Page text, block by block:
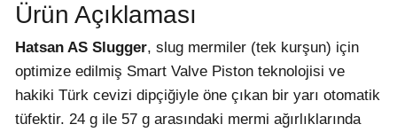
Ürün Açıklaması
Hatsan AS Slugger, slug mermiler (tek kurşun) için
optimize edilmiş Smart Valve Piston teknolojisi ve
hakiki Türk cevizi dipçiğiyle öne çıkan bir yarı otomatik
tüfektir. 24 g ile 57 g arasındaki mermi ağırlıklarında